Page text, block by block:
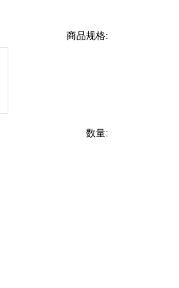
商品规格:
数量: